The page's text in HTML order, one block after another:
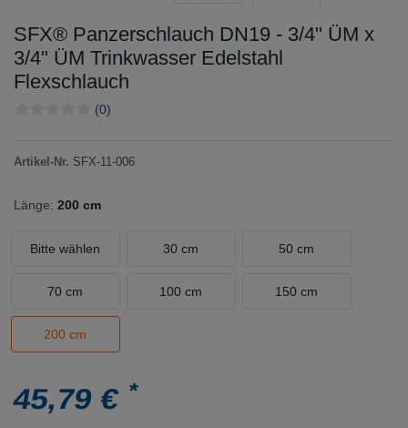
SFX® Panzerschlauch DN19 - 3/4" ÜM x
3/4" ÜM Trinkwasser Edelstahl
Flexschlauch
(0)
Artikel-Nr. SFX-11-006
Länge: 200 cm
Bitte wählen 30 cm 50 cm
70 cm 100 cm 150 cm
200 cm
45,79 €*